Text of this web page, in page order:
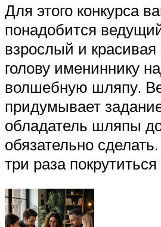
Для этого конкурса
понадобится
взрослый и
голову имениннику
волшебную шляпу.
придумывает
обладатель шляпы
обязательно
три раза